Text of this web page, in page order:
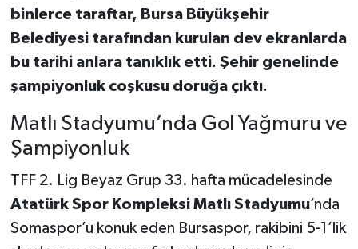
binlerce taraftar, Bursa Büyükşehir
Belediyesi tarafından kurulan dev ekranlarda
bu tarihi anlara tanıklık etti. Şehir genelinde
şampiyonluk coşkusu doruğa çıktı.
Matlı Stadyumu’nda Gol Yağmuru ve
Şampiyonluk
TFF 2. Lig Beyaz Grup 33. hafta mücadelesinde
Atatürk Spor Kompleksi Matlı Stadyumu’nda
Somaspor’u konuk eden Bursaspor, rakibini 5-1’lik